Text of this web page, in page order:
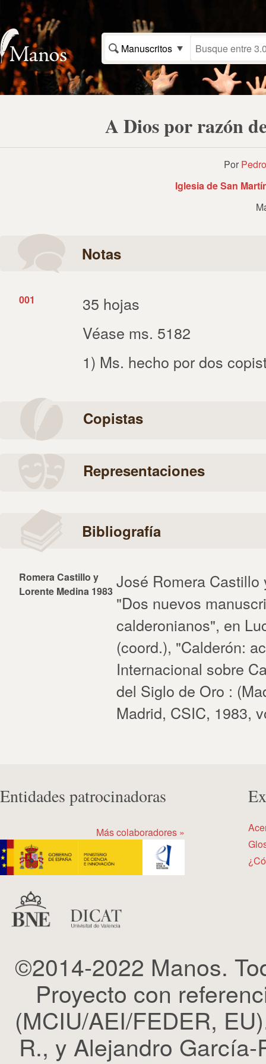
Manuscritos
A Dios por razón
Por
Iglesia de San
Notas
001
35 hojas
Véase ms. 5182
1) Ms. hecho por dos
Copistas
Representaciones
Bibliografía
Romera Castillo y
Lorente Medina 1983 José Romera
"Dos nuevos
calderonianos", en
(coord.), "Calderón:
Internacional sobre
del Siglo de Oro :
Madrid, CSIC, 1983,
Entidades patrocinadoras
Más colaboradores »
©2014-2022 Manos.
Proyecto con
(MCIU/AEI/FEDER,
R., y Alejandro